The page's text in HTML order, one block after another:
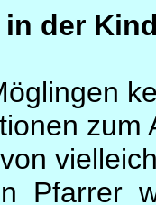
der
Pfarrer